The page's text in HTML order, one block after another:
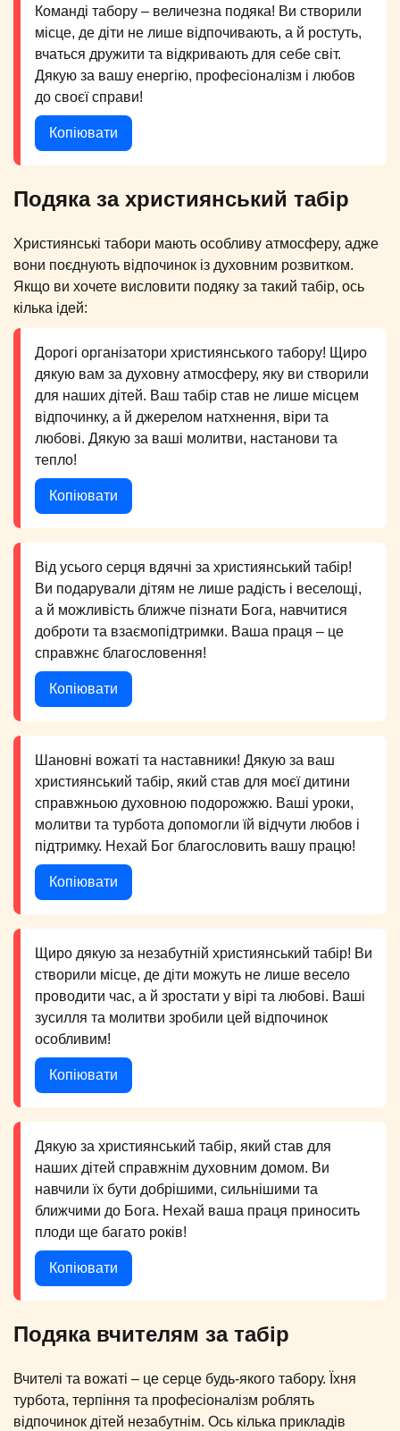
Команді табору – величезна подяка! Ви створили
місце, де діти не лише відпочивають, а й ростуть,
вчаться дружити та відкривають для себе світ.
Дякую за вашу енергію, професіоналізм і любов
до своєї справи!
Копіювати
Подяка за християнський табір
Християнські табори мають особливу атмосферу, адже
вони поєднують відпочинок із духовним розвитком.
Якщо ви хочете висловити подяку за такий табір, ось
кілька ідей:
Дорогі організатори християнського табору! Щиро
дякую вам за духовну атмосферу, яку ви створили
для наших дітей. Ваш табір став не лише місцем
відпочинку, а й джерелом натхнення, віри та
любові. Дякую за ваші молитви, настанови та
тепло!
Копіювати
Від усього серця вдячні за християнський табір!
Ви подарували дітям не лише радість і веселощі,
а й можливість ближче пізнати Бога, навчитися
доброти та взаємопідтримки. Ваша праця – це
справжнє благословення!
Копіювати
Шановні вожаті та наставники! Дякую за ваш
християнський табір, який став для моєї дитини
справжньою духовною подорожжю. Ваші уроки,
молитви та турбота допомогли їй відчути любов і
підтримку. Нехай Бог благословить вашу працю!
Копіювати
Щиро дякую за незабутній християнський табір! Ви
створили місце, де діти можуть не лише весело
проводити час, а й зростати у вірі та любові. Ваші
зусилля та молитви зробили цей відпочинок
особливим!
Копіювати
Дякую за християнський табір, який став для
наших дітей справжнім духовним домом. Ви
навчили їх бути добрішими, сильнішими та
ближчими до Бога. Нехай ваша праця приносить
плоди ще багато років!
Копіювати
Подяка вчителям за табір
Вчителі та вожаті – це серце будь-якого табору. Їхня
турбота, терпіння та професіоналізм роблять
відпочинок дітей незабутнім. Ось кілька прикладів